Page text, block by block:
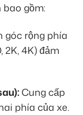
bao gồm:
góc rộng phía
2K, 4K) đảm
Cung cấp
phía của xe.